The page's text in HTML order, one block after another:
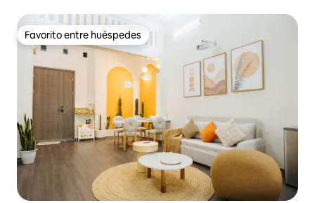
Favorito entre huéspedes
Favorito entre huéspedes